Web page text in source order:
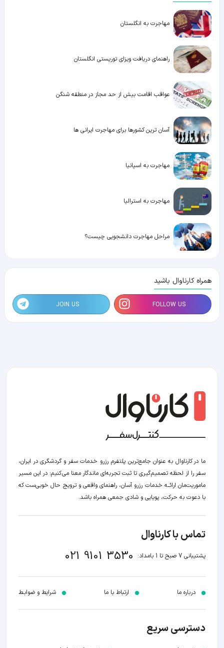
مهاجرت به انگلستان
راهنمای دریافت ویزای توریستی انگلستان
عواقب اقامت بیش از حد مجاز در منطقه شنگن
آسان ترین کشورها برای مهاجرت ایرانی ها
مهاجرت به اسپانیا
مهاجرت به استرالیا
مراحل مهاجرت دانشجویی چیست؟
همراه کارناوال باشید
FOLLOW US
JOIN US
ما در کارناوال به عنوان جامع‌ترین پلتفرم رزرو خدمات سفر و گردشگری در ایران،
سفر را از لحظه‌ تصمیم‌گیری تا ثبت تجربه‌ای ماندگار معنا می‌کنیم؛ در این مسیر‍
ماموریت‌مان اراﺋــﻪ خدمات رزرو آسان، راهنمای واقعی و ترویج حال خوبی‌ست که
با دعوت به حرکت، پویایی و شادی جمعی همراه باشد.
تماس با کارناوال
پشتیبانی 7 صبح تا 1 بامداد: 021 9101 3530
درباره ما ارتباط با ما شرایط و ضوابـط
دسترسی سریع